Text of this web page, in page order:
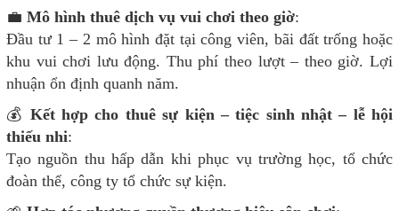
💼 Mô hình thuê dịch vụ vui chơi theo giờ:
Đầu tư 1 – 2 mô hình đặt tại công viên, bãi đất trống hoặc
khu vui chơi lưu động. Thu phí theo lượt – theo giờ. Lợi
nhuận ổn định quanh năm.
💰 Kết hợp cho thuê sự kiện – tiệc sinh nhật – lễ hội
thiếu nhi:
Tạo nguồn thu hấp dẫn khi phục vụ trường học, tổ chức
đoàn thể, công ty tổ chức sự kiện.